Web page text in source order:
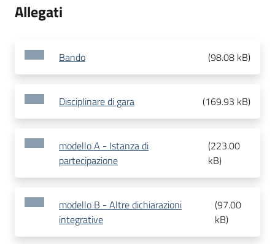
Allegati
Bando (98.08 kB)
Disciplinare di gara (169.93 kB)
modello A - Istanza di
partecipazione
(223.00
kB)
modello B - Altre dichiarazioni
integrative
(97.00
kB)